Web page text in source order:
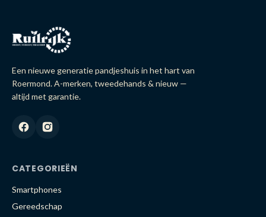
Een nieuwe generatie pandjeshuis in het hart van
Roermond. A-merken, tweedehands & nieuw —
altijd met garantie.
CATEGORIEËN
Smartphones
Gereedschap